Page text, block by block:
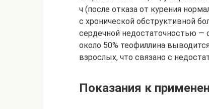
ч (после отказа от курения
с хронической обструктивной
сердечной недостаточностью
около 50% теофиллина
взрослых, что связано с
Показания к